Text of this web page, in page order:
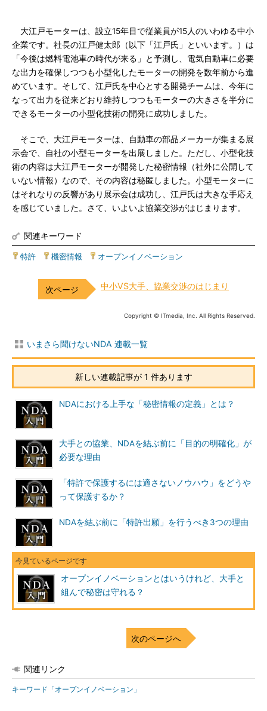
大江戸モーターは、設立15年目で従業員が15人のいわゆる中小
企業です。社長の江戸健太郎（以下「江戸氏」といいます。）は
「今後は燃料電池車の時代が来る」と予測し、電気自動車に必要
な出力を確保しつつも小型化したモーターの開発を数年前から進
めています。そして、江戸氏を中心とする開発チームは、今年に
なって出力を従来どおり維持しつつもモーターの大きさを半分に
できるモーターの小型化技術の開発に成功しました。
そこで、大江戸モーターは、自動車の部品メーカーが集まる展
示会で、自社の小型モーターを出展しました。ただし、小型化技
術の内容は大江戸モーターが開発した秘密情報（社外に公開して
いない情報）なので、その内容は秘匿しました。小型モーターに
はそれなりの反響があり展示会は成功し、江戸氏は大きな手応え
を感じていました。さて、いよいよ協業交渉がはじまります。
関連キーワード
特許 機密情報 オープンイノベーション
中小VS大手、協業交渉のはじまり
Copyright © ITmedia, Inc. All Rights Reserved.
いまさら聞けないNDA 連載一覧
新しい連載記事が 1 件あります
NDAにおける上手な「秘密情報の定義」とは？
大手との協業、NDAを結ぶ前に「目的の明確化」が
必要な理由
「特許で保護するには適さないノウハウ」をどうや
って保護するか？
NDAを結ぶ前に「特許出願」を行うべき3つの理由
オープンイノベーションとはいうけれど、大手と
組んで秘密は守れる？
次のページへ
関連リンク
キーワード「オープンイノベーション」